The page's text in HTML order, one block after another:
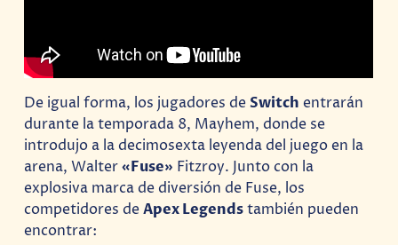
De igual forma, los jugadores deSwitch entrarán
durante la temporada 8, Mayhem, donde se
introdujo a la decimosexta leyenda del juego en la
arena, Walter«Fuse» Fitzroy. Junto con la
explosiva marca de diversión de Fuse, los
competidores deApex Legendstambién pueden
encontrar: